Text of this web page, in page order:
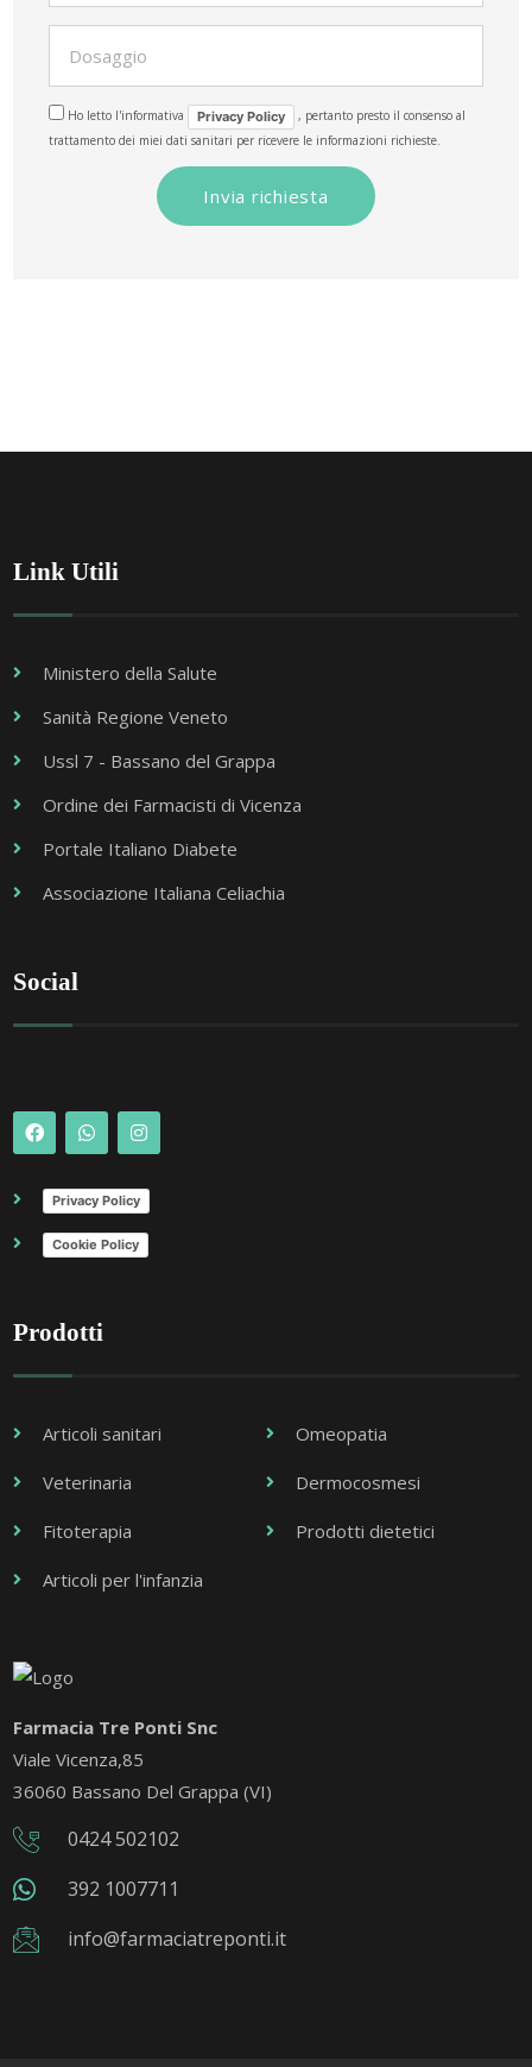
Ho letto l'informativa Privacy Policy
, pertanto presto il consenso al
trattamento dei miei dati sanitari per ricevere le informazioni richieste.
Link Utili
Ministero della Salute
Sanità Regione Veneto
Ussl 7 - Bassano del Grappa
Ordine dei Farmacisti di Vicenza
Portale Italiano Diabete
Associazione Italiana Celiachia
Social
Privacy Policy
Cookie Policy
Prodotti
Articoli sanitari Omeopatia
Veterinaria Dermocosmesi
Fitoterapia Prodotti dietetici
Articoli per l'infanzia
Farmacia Tre Ponti Snc
Viale Vicenza,85
36060 Bassano Del Grappa (VI)
0424 502102
392 1007711
info@farmaciatreponti.it